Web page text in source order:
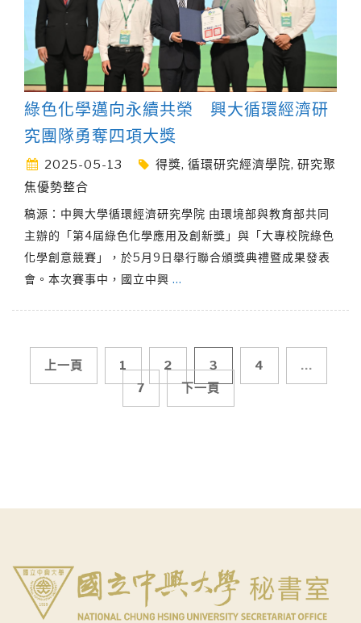
綠色化學邁向永續共榮 興大循環經濟研
究團隊勇奪四項大獎
2025-05-13 得獎, 循環研究經濟學院, 研究聚
焦優勢整合
稿源：中興大學循環經濟研究學院 由環境部與教育部共同
主辦的「第4屆綠色化學應用及創新獎」與「大專校院綠色
化學創意競賽」，於5月9日舉行聯合頒獎典禮暨成果發表
會。本次賽事中，國立中興 …
上一頁 1 2 3 4
...
7
下一頁